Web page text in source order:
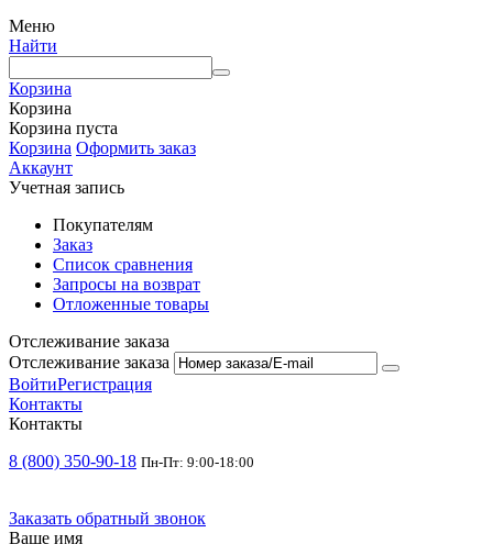
Меню
Найти
Корзина
Корзина
Корзина пуста
Корзина Оформить заказ
Аккаунт
Учетная запись
Покупателям
Заказ
Список сравнения
Запросы на возврат
Отложенные товары
Отслеживание заказа
Отслеживание заказа
ВойтиРегистрация
Контакты
Контакты
8 (800) 350-90-18 Пн-Пт: 9:00-18:00
Заказать обратный звонок
Ваше имя